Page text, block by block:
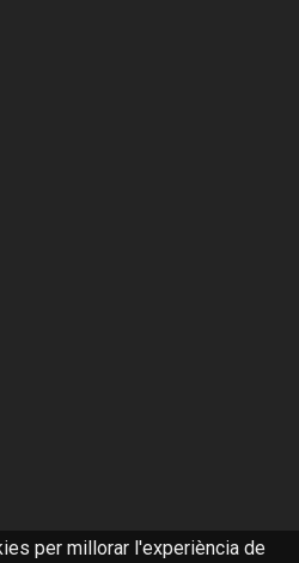
per millorar l'experiència de
-Avís legal-Contactar